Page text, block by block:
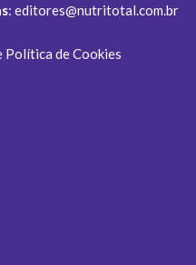
: editores@nutritotal.com.br
Política de Cookies